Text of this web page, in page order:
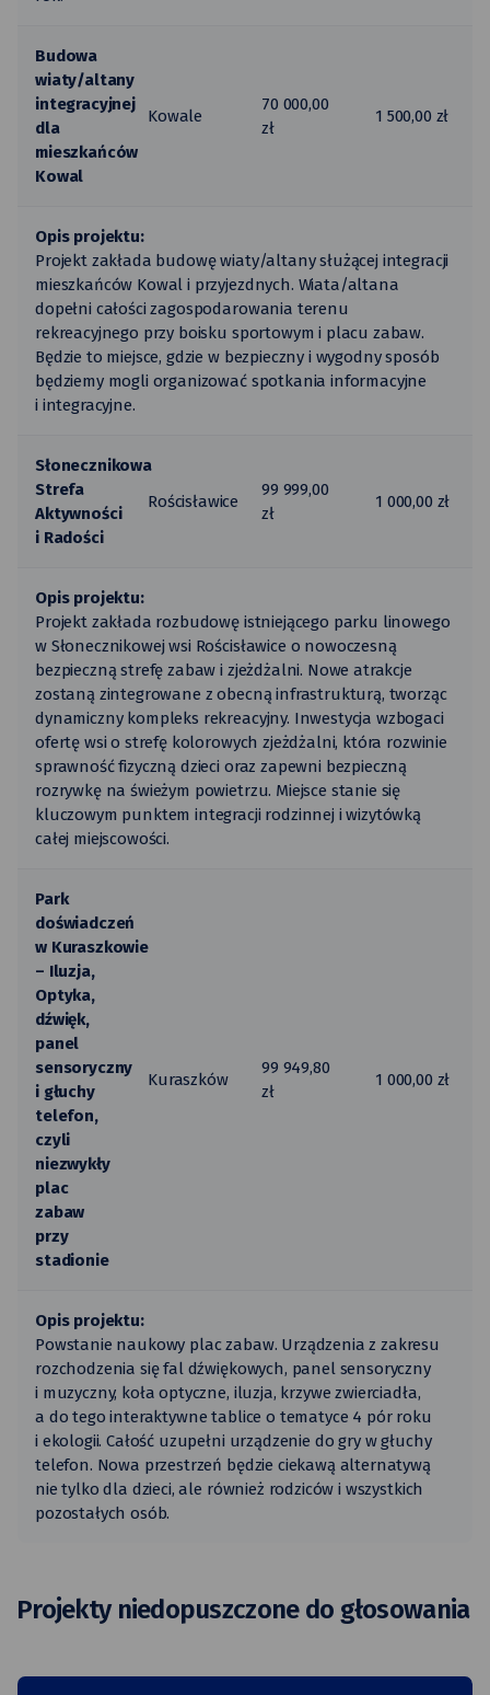
Budowa
wiaty/altany
integracyjnej
dla
mieszkańców
Kowal
Kowale
70 000,00
zł
1 500,00 zł
Opis projektu:
Projekt zakłada budowę wiaty/altany służącej integracji
mieszkańców Kowal i przyjezdnych. Wiata/altana
dopełni całości zagospodarowania terenu
rekreacyjnego przy boisku sportowym i placu zabaw.
Będzie to miejsce, gdzie w bezpieczny i wygodny sposób
będziemy mogli organizować spotkania informacyjne
i integracyjne.
Słonecznikowa
Strefa
Aktywności
i Radości
Rościsławice
99 999,00
zł
1 000,00 zł
Opis projektu:
Projekt zakłada rozbudowę istniejącego parku linowego
w Słonecznikowej wsi Rościsławice o nowoczesną
bezpieczną strefę zabaw i zjeżdżalni. Nowe atrakcje
zostaną zintegrowane z obecną infrastrukturą, tworząc
dynamiczny kompleks rekreacyjny. Inwestycja wzbogaci
ofertę wsi o strefę kolorowych zjeżdżalni, która rozwinie
sprawność fizyczną dzieci oraz zapewni bezpieczną
rozrywkę na świeżym powietrzu. Miejsce stanie się
kluczowym punktem integracji rodzinnej i wizytówką
całej miejscowości.
Park
doświadczeń
w Kuraszkowie
– Iluzja,
Optyka,
dźwięk,
panel
sensoryczny
i głuchy
telefon,
czyli
niezwykły
plac
zabaw
przy
stadionie
Kuraszków
99 949,80
zł
1 000,00 zł
Opis projektu:
Powstanie naukowy plac zabaw. Urządzenia z zakresu
rozchodzenia się fal dźwiękowych, panel sensoryczny
i muzyczny, koła optyczne, iluzja, krzywe zwierciadła,
a do tego interaktywne tablice o tematyce 4 pór roku
i ekologii. Całość uzupełni urządzenie do gry w głuchy
telefon. Nowa przestrzeń będzie ciekawą alternatywą
nie tylko dla dzieci, ale również rodziców i wszystkich
pozostałych osób.
Projekty niedopuszczone do głosowania